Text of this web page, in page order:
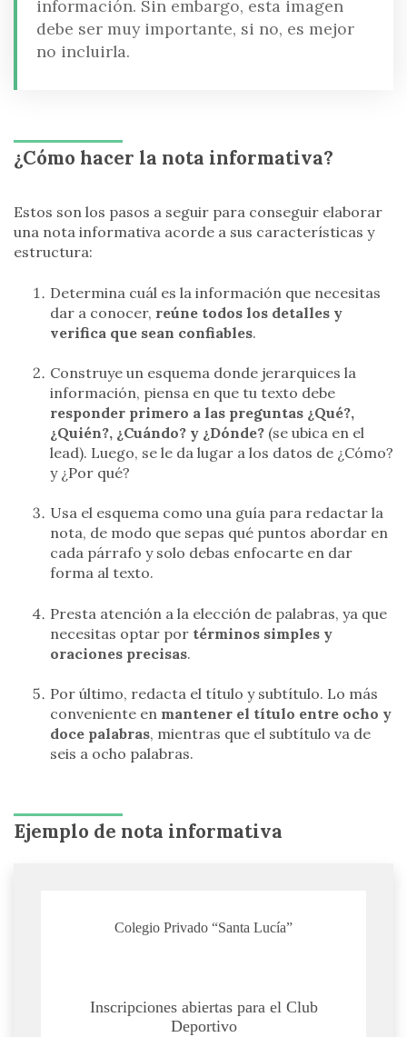
información. Sin embargo, esta imagen
debe ser muy importante, si no, es mejor
no incluirla.
¿Cómo hacer la nota informativa?
Estos son los pasos a seguir para conseguir elaborar
una nota informativa acorde a sus características y
estructura:
Determina cuál es la información que necesitas
dar a conocer, reúne todos los detalles y
verifica que sean confiables.
Construye un esquema donde jerarquices la
información, piensa en que tu texto debe
responder primero a las preguntas ¿Qué?,
¿Quién?, ¿Cuándo? y ¿Dónde? (se ubica en el
lead). Luego, se le da lugar a los datos de ¿Cómo?
y ¿Por qué?
Usa el esquema como una guía para redactar la
nota, de modo que sepas qué puntos abordar en
cada párrafo y solo debas enfocarte en dar
forma al texto.
Presta atención a la elección de palabras, ya que
necesitas optar por términos simples y
oraciones precisas.
Por último, redacta el título y subtítulo. Lo más
conveniente en mantener el título entre ocho y
doce palabras, mientras que el subtítulo va de
seis a ocho palabras.
Ejemplo de nota informativa
Colegio Privado “Santa Lucía”
Inscripciones abiertas para el Club
Deportivo